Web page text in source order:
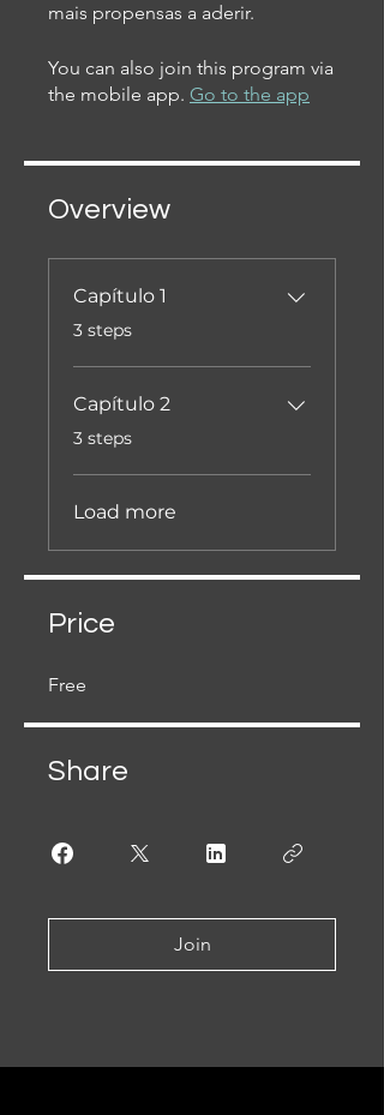
mais propensas a aderir.
You can also join this program via
the mobile app. Go to the app
Overview
Capítulo 1
.3 steps
Capítulo 2
.3 steps
Load more
Price
Free
Share
Join